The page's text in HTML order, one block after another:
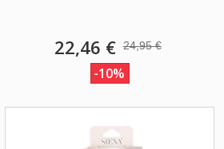
22,46 € 24,95 €
-10%